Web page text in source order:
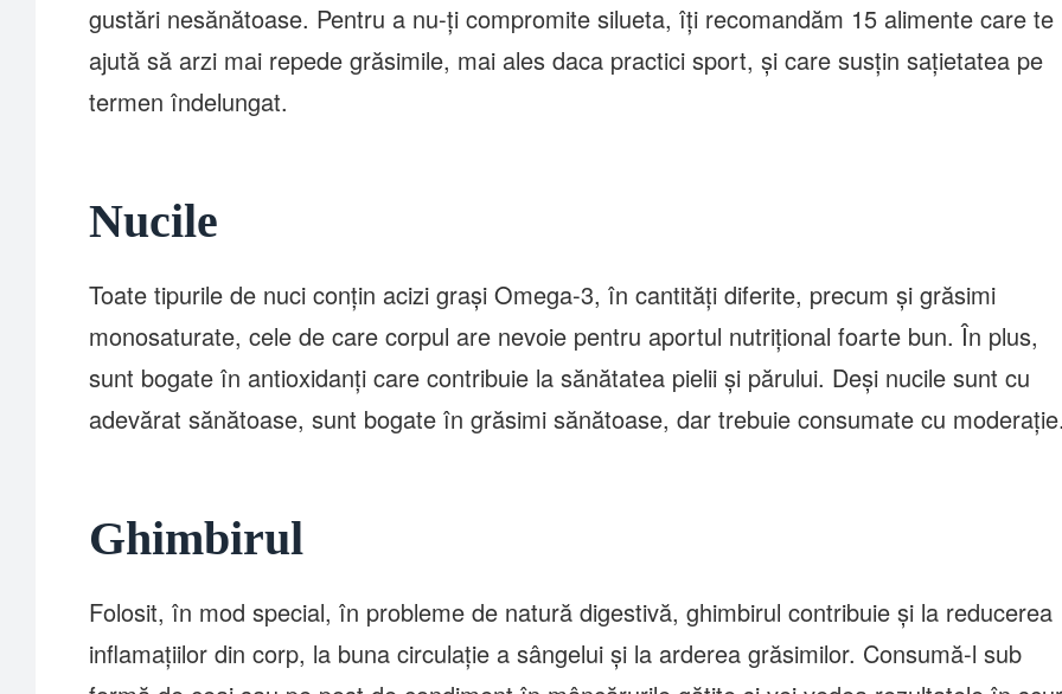
gustări nesănătoase. Pentru a nu-ți compromite silueta, îți recomandăm 15 alimente care te
ajută să arzi mai repede grăsimile, mai ales daca practici sport, și care susțin sațietatea pe
termen îndelungat.
Nucile
Toate tipurile de nuci conțin acizi grași Omega-3, în cantități diferite, precum și grăsimi
monosaturate, cele de care corpul are nevoie pentru aportul nutrițional foarte bun. În plus,
sunt bogate în antioxidanți care contribuie la sănătatea pielii și părului. Deși nucile sunt cu
adevărat sănătoase, sunt bogate în grăsimi sănătoase, dar trebuie consumate cu
Ghimbirul
Folosit, în mod special, în probleme de natură digestivă, ghimbirul contribuie și la reducerea
inflamațiilor din corp, la buna circulație a sângelui și la arderea grăsimilor. Consumă-l sub